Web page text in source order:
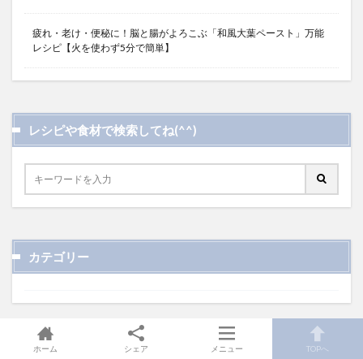
疲れ・老け・便秘に！脳と腸がよろこぶ「和風大葉ペースト」万能
レシピ【火を使わず5分で簡単】
レシピや食材で検索してね(^^)
カテゴリー
アーカイブ
ホーム シェア メニュー TOPへ